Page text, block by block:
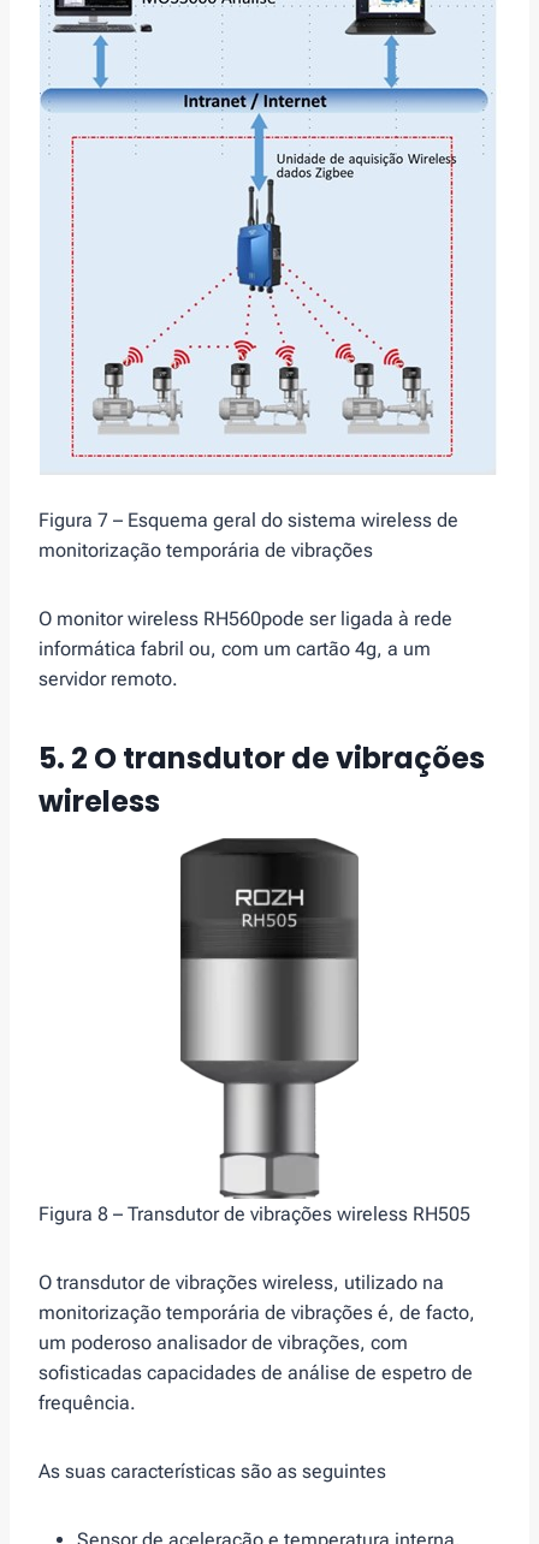
Figura 7 – Esquema geral do sistema wireless de
monitorização temporária de vibrações
O monitor wireless RH560pode ser ligada à rede
informática fabril ou, com um cartão 4g, a um
servidor remoto.
5. 2 O transdutor de vibrações
wireless
Figura 8 – Transdutor de vibrações wireless RH505
O transdutor de vibrações wireless, utilizado na
monitorização temporária de vibrações é, de facto,
um poderoso analisador de vibrações, com
sofisticadas capacidades de análise de espetro de
frequência.
As suas características são as seguintes